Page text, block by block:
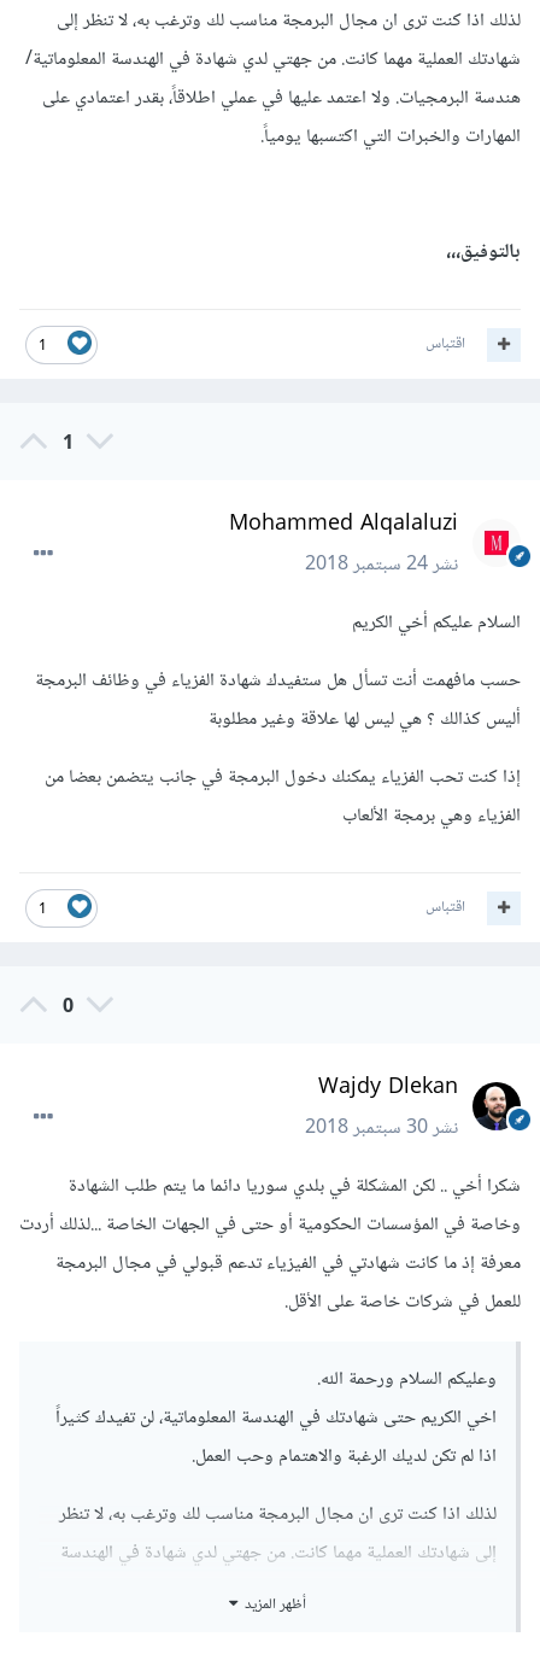
لذلك اذا كنت ترى ان مجال البرمجة مناسب لك وترغب به، لا تنظر إلى
شهادتك العملية مهما كانت. من جهتي لدي شهادة في الهندسة المعلوماتية/
هندسة البرمجيات. ولا اعتمد عليها في عملي اطلاقاً، بقدر اعتمادي على
المهارات والخبرات التي اكتسبها يومياً.
بالتوفيق،،،
1 اقتباس
1
Mohammed Alqalaluzi
نشر24 سبتمبر 2018
السلام عليكم أخي الكريم
حسب مافهمت أنت تسأل هل ستفيدك شهادة الفزياء في وظائف البرمجة
أليس كذالك ؟ هي ليس لها علاقة وغير مطلوبة
إذا كنت تحب الفزياء يمكنك دخول البرمجة في جانب يتضمن بعضا من
الفزياء وهي برمجة الألعاب
1 اقتباس
0
Wajdy Dlekan
نشر30 سبتمبر 2018
شكرا أخي .. لكن المشكلة في بلدي سوريا دائما ما يتم طلب الشهادة
وخاصة في المؤسسات الحكومية أو حتى في الجهات الخاصة ...لذلك أردت
معرفة إذ ما كانت شهادتي في الفيزياء تدعم قبولي في مجال البرمجة
للعمل في شركات خاصة على الأقل.
وعليكم السلام ورحمة الله.
اخي الكريم حتى شهادتك في الهندسة المعلوماتية، لن تفيدك كثيراً
اذا لم تكن لديك الرغبة والاهتمام وحب العمل.
لذلك اذا كنت ترى ان مجال البرمجة مناسب لك وترغب به، لا تنظر
إلى شهادتك العملية مهما كانت. من جهتي لدي شهادة في الهندسة
المعلوماتية/هندسة البرمجيات. ولا اعتمد عليها في عملي اطلاقاً،
أظهر المزيد